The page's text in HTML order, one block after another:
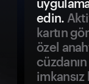
edin.
kartın
özel